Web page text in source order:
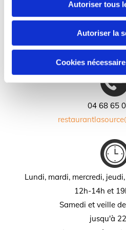
Autoriser tous
Autoriser la
Cookies
32 rue Aristide
11100,
04 68 65
Lundi, mardi, mercredi,
12h-14h et
Samedi et veille
jusqu'à